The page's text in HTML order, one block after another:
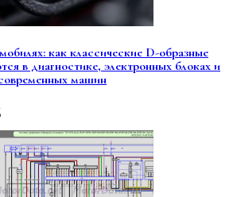
как классические D-образные
в диагностике, электронных блоках и
машин